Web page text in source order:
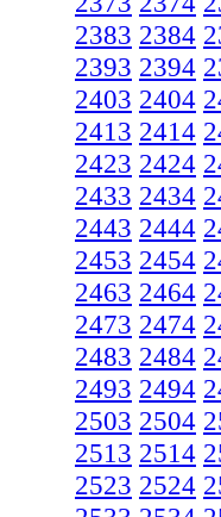
2383 2384
2393 2394
2403 2404
2413 2414
2423 2424
2433 2434
2443 2444
2453 2454
2463 2464
2473 2474
2483 2484
2493 2494
2503 2504
2513 2514
2523 2524